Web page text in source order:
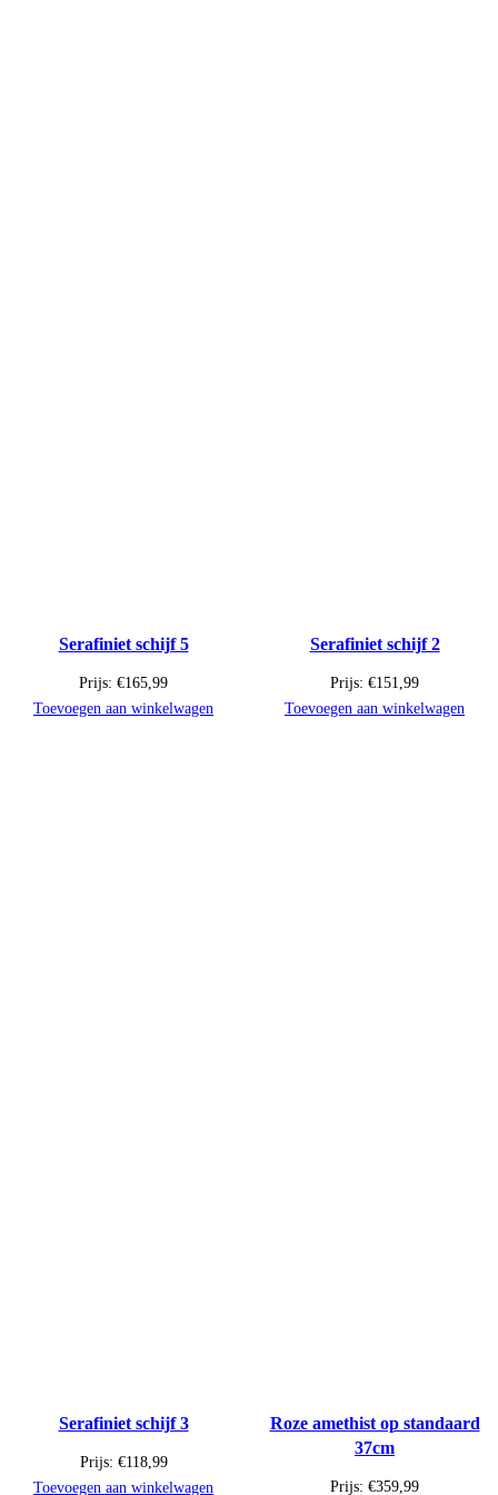
Serafiniet schijf 5
Prijs: €165,99
Toevoegen aan winkelwagen
Serafiniet schijf 2
Prijs: €151,99
Toevoegen aan winkelwagen
Serafiniet schijf 3
Prijs: €118,99
Toevoegen aan winkelwagen
Roze amethist op standaard
37cm
Prijs: €359,99